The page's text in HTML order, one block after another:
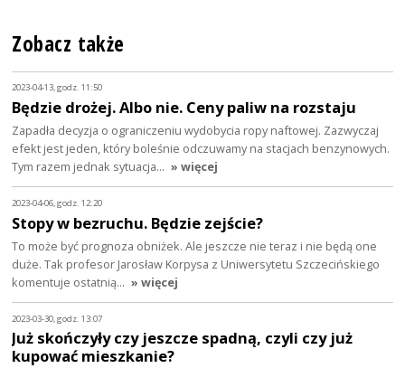
Zobacz także
2023-04-13, godz. 11:50
Będzie drożej. Albo nie. Ceny paliw na rozstaju
Zapadła decyzja o ograniczeniu wydobycia ropy naftowej. Zazwyczaj
efekt jest jeden, który boleśnie odczuwamy na stacjach benzynowych.
Tym razem jednak sytuacja… » więcej
2023-04-06, godz. 12:20
Stopy w bezruchu. Będzie zejście?
To może być prognoza obniżek. Ale jeszcze nie teraz i nie będą one
duże. Tak profesor Jarosław Korpysa z Uniwersytetu Szczecińskiego
komentuje ostatnią… » więcej
2023-03-30, godz. 13:07
Już skończyły czy jeszcze spadną, czyli czy już
kupować mieszkanie?